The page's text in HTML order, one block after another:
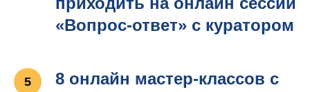
«Вопрос-ответ» с куратором
8 онлайн мастер-классов с